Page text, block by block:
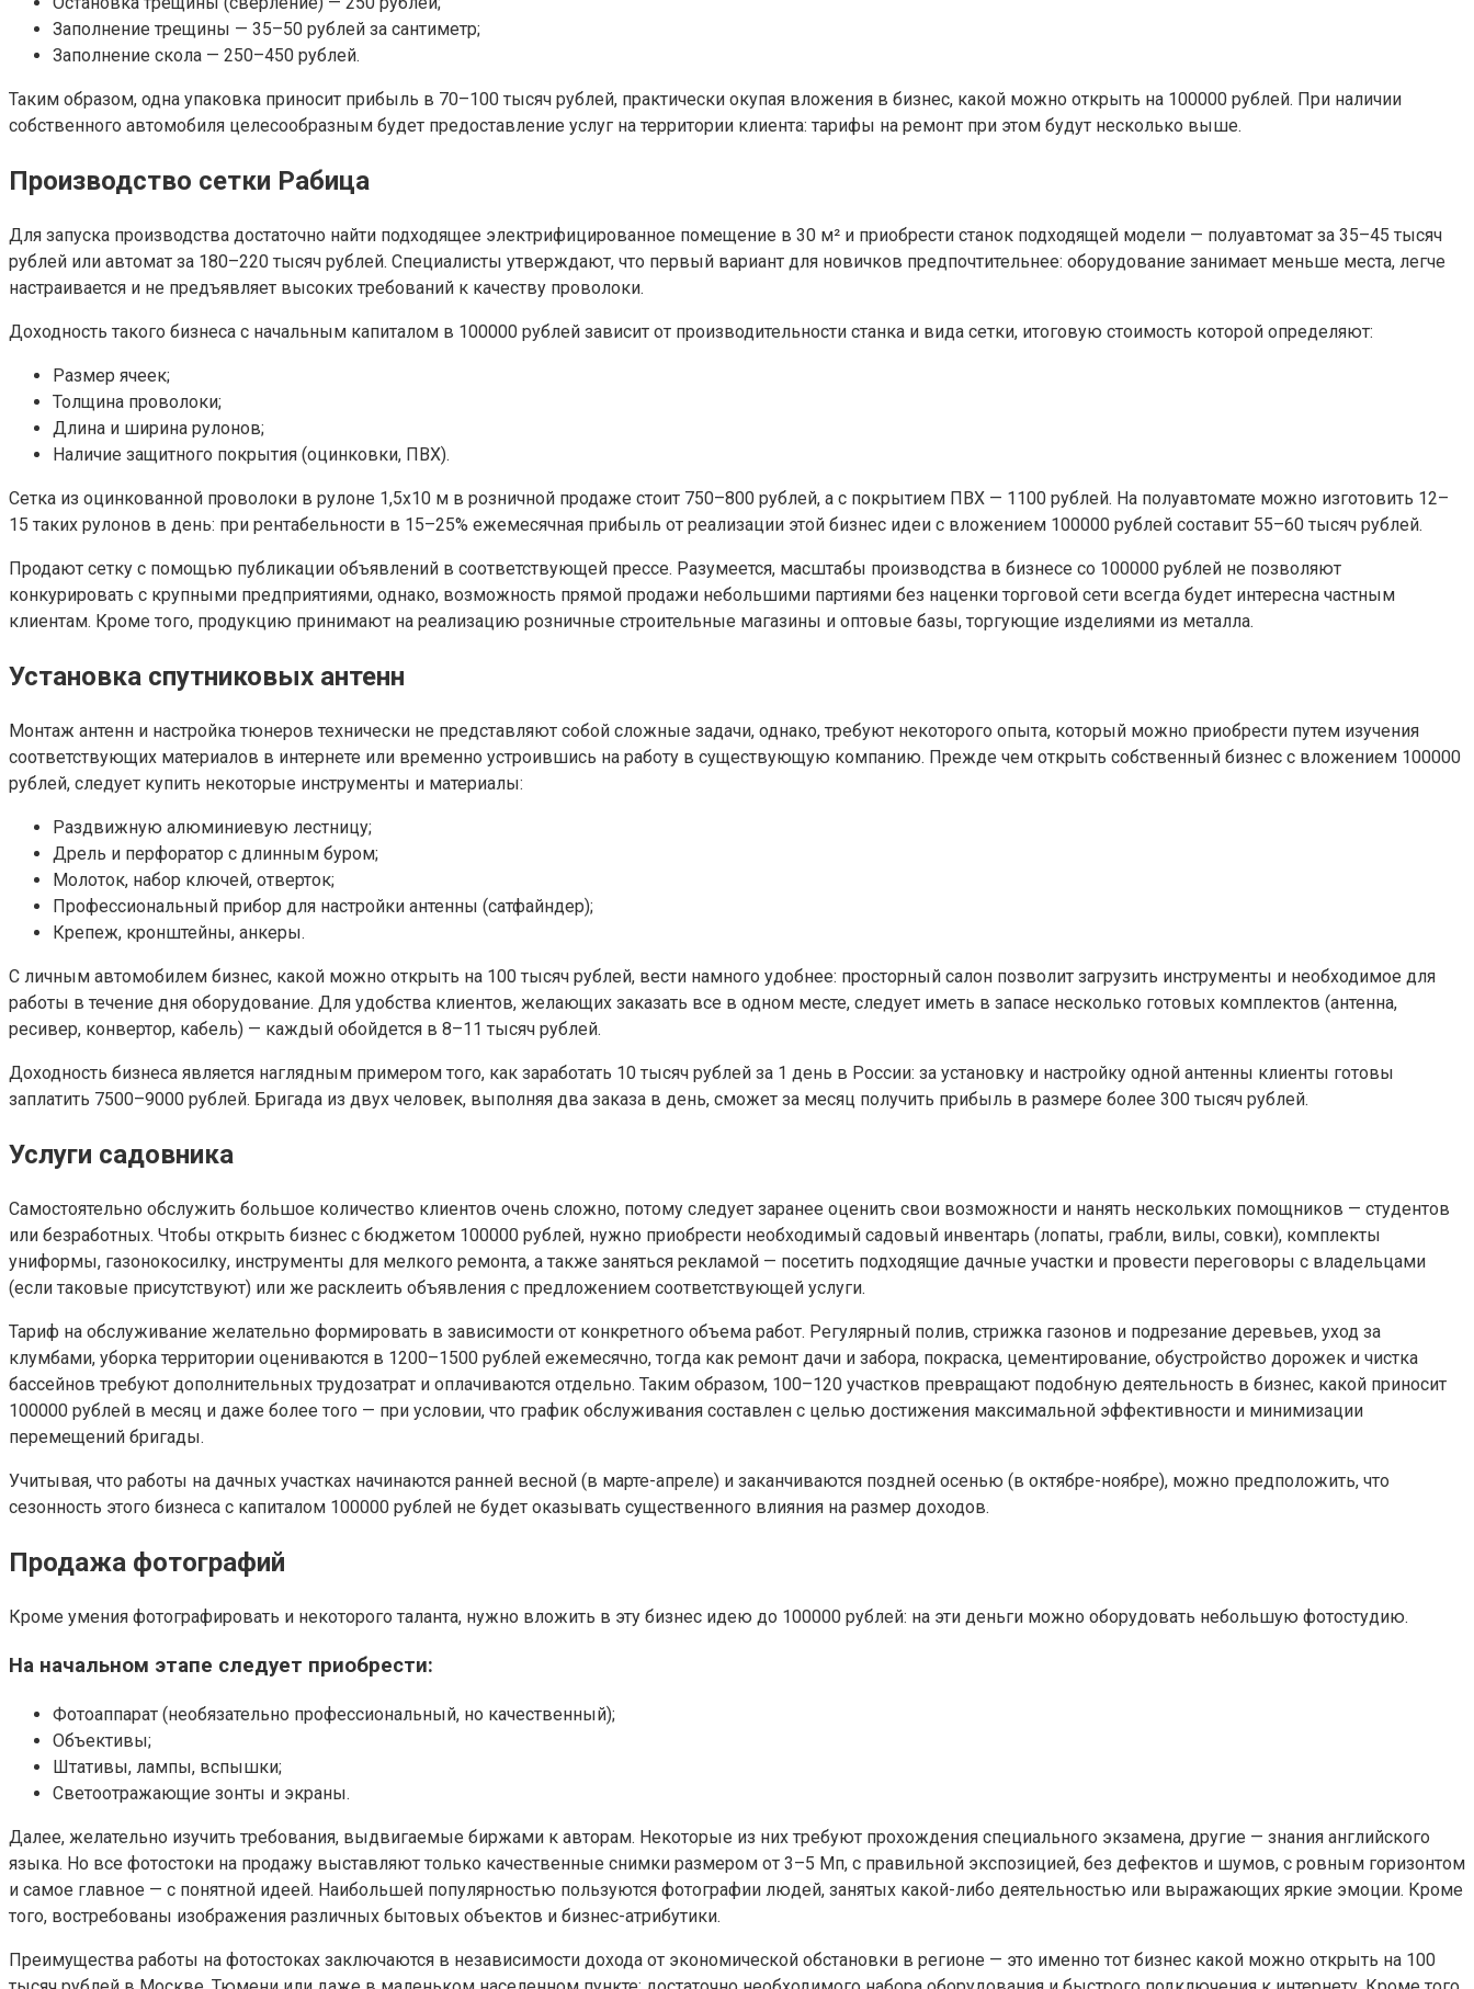
Заполнение трещины — 35–50 рублей за сантиметр;
Заполнение скола — 250–450 рублей.
Таким образом, одна упаковка приносит прибыль в 70–100 тысяч рублей, практически окупая вложения в бизнес, какой можно открыть на 100000 рублей. При наличии
собственного автомобиля целесообразным будет предоставление услуг на территории клиента: тарифы на ремонт при этом будут несколько выше.
Производство сетки Рабица
Для запуска производства достаточно найти подходящее электрифицированное помещение в 30 м² и приобрести станок подходящей модели — полуавтомат за 35–45 тысяч
рублей или автомат за 180–220 тысяч рублей. Специалисты утверждают, что первый вариант для новичков предпочтительнее: оборудование занимает меньше места, легче
настраивается и не предъявляет высоких требований к качеству проволоки.
Доходность такого бизнеса с начальным капиталом в 100000 рублей зависит от производительности станка и вида сетки, итоговую стоимость которой определяют:
Размер ячеек;
Толщина проволоки;
Длина и ширина рулонов;
Наличие защитного покрытия (оцинковки, ПВХ).
Сетка из оцинкованной проволоки в рулоне 1,5х10 м в розничной продаже стоит 750–800 рублей, а с покрытием ПВХ — 1100 рублей. На полуавтомате можно изготовить 12–
15 таких рулонов в день: при рентабельности в 15–25% ежемесячная прибыль от реализации этой бизнес идеи с вложением 100000 рублей составит 55–60 тысяч рублей.
Продают сетку с помощью публикации объявлений в соответствующей прессе. Разумеется, масштабы производства в бизнесе со 100000 рублей не позволяют
конкурировать с крупными предприятиями, однако, возможность прямой продажи небольшими партиями без наценки торговой сети всегда будет интересна частным
клиентам. Кроме того, продукцию принимают на реализацию розничные строительные магазины и оптовые базы, торгующие изделиями из металла.
Установка спутниковых антенн
Монтаж антенн и настройка тюнеров технически не представляют собой сложные задачи, однако, требуют некоторого опыта, который можно приобрести путем изучения
соответствующих материалов в интернете или временно устроившись на работу в существующую компанию. Прежде чем открыть собственный бизнес с вложением 100000
рублей, следует купить некоторые инструменты и материалы:
Раздвижную алюминиевую лестницу;
Дрель и перфоратор с длинным буром;
Молоток, набор ключей, отверток;
Профессиональный прибор для настройки антенны (сатфайндер);
Крепеж, кронштейны, анкеры.
С личным автомобилем бизнес, какой можно открыть на 100 тысяч рублей, вести намного удобнее: просторный салон позволит загрузить инструменты и необходимое для
работы в течение дня оборудование. Для удобства клиентов, желающих заказать все в одном месте, следует иметь в запасе несколько готовых комплектов (антенна,
ресивер, конвертор, кабель) — каждый обойдется в 8–11 тысяч рублей.
Доходность бизнеса является наглядным примером того, как заработать 10 тысяч рублей за 1 день в России: за установку и настройку одной антенны клиенты готовы
заплатить 7500–9000 рублей. Бригада из двух человек, выполняя два заказа в день, сможет за месяц получить прибыль в размере более 300 тысяч рублей.
Услуги садовника
Самостоятельно обслужить большое количество клиентов очень сложно, потому следует заранее оценить свои возможности и нанять нескольких помощников — студентов
или безработных. Чтобы открыть бизнес с бюджетом 100000 рублей, нужно приобрести необходимый садовый инвентарь (лопаты, грабли, вилы, совки), комплекты
униформы, газонокосилку, инструменты для мелкого ремонта, а также заняться рекламой — посетить подходящие дачные участки и провести переговоры с владельцами
(если таковые присутствуют) или же расклеить объявления с предложением соответствующей услуги.
Тариф на обслуживание желательно формировать в зависимости от конкретного объема работ. Регулярный полив, стрижка газонов и подрезание деревьев, уход за
клумбами, уборка территории оцениваются в 1200–1500 рублей ежемесячно, тогда как ремонт дачи и забора, покраска, цементирование, обустройство дорожек и чистка
бассейнов требуют дополнительных трудозатрат и оплачиваются отдельно. Таким образом, 100–120 участков превращают подобную деятельность в бизнес, какой приносит
100000 рублей в месяц и даже более того — при условии, что график обслуживания составлен с целью достижения максимальной эффективности и минимизации
перемещений бригады.
Учитывая, что работы на дачных участках начинаются ранней весной (в марте-апреле) и заканчиваются поздней осенью (в октябре-ноябре), можно предположить, что
сезонность этого бизнеса с капиталом 100000 рублей не будет оказывать существенного влияния на размер доходов.
Продажа фотографий
Кроме умения фотографировать и некоторого таланта, нужно вложить в эту бизнес идею до 100000 рублей: на эти деньги можно оборудовать небольшую фотостудию.
На начальном этапе следует приобрести:
Фотоаппарат (необязательно профессиональный, но качественный);
Объективы;
Штативы, лампы, вспышки;
Светоотражающие зонты и экраны.
Далее, желательно изучить требования, выдвигаемые биржами к авторам. Некоторые из них требуют прохождения специального экзамена, другие — знания английского
языка. Но все фотостоки на продажу выставляют только качественные снимки размером от 3–5 Мп, с правильной экспозицией, без дефектов и шумов, с ровным горизонтом
и самое главное — с понятной идеей. Наибольшей популярностью пользуются фотографии людей, занятых какой-либо деятельностью или выражающих яркие эмоции. Кроме
того, востребованы изображения различных бытовых объектов и бизнес-атрибутики.
Преимущества работы на фотостоках заключаются в независимости дохода от экономической обстановки в регионе — это именно тот бизнес какой можно открыть на 100